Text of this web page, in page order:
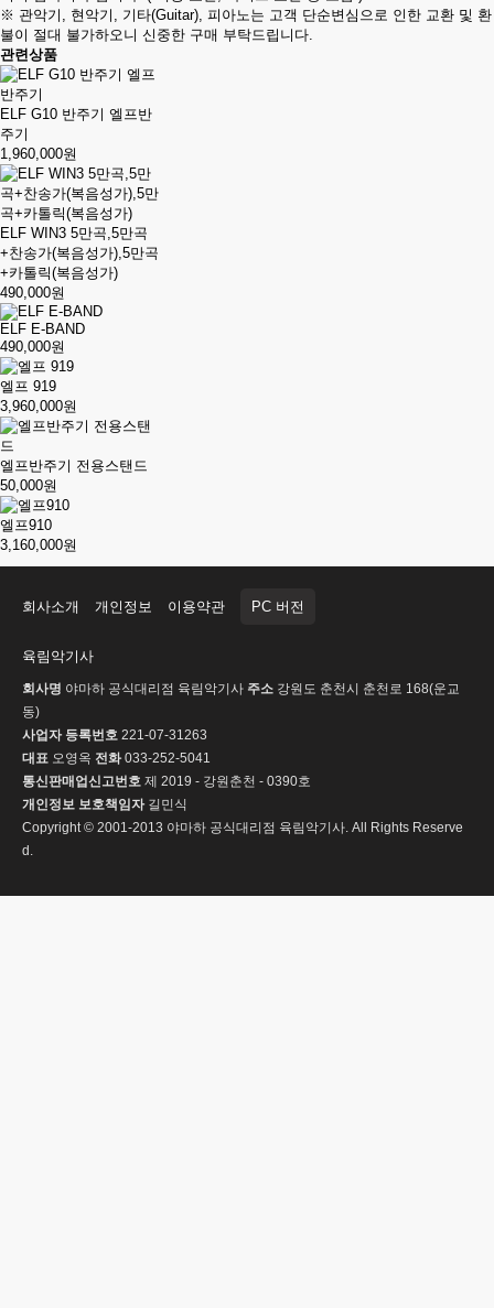
※ 관악기, 현악기, 기타(Guitar), 피아노는 고객 단순변심으로 인한 교환 및 환
불이 절대 불가하오니 신중한 구매 부탁드립니다.
관련상품
ELF G10 반주기 엘프반
주기
1,960,000원
ELF WIN3 5만곡,5만곡
+찬송가(복음성가),5만곡
+카톨릭(복음성가)
490,000원
ELF E-BAND
490,000원
엘프 919
3,960,000원
엘프반주기 전용스탠드
50,000원
엘프910
3,160,000원
회사소개 개인정보 이용약관 PC 버전
육림악기사
회사명 야마하 공식대리점 육림악기사 주소 강원도 춘천시 춘천로 168(운교
동)
사업자 등록번호 221-07-31263
대표 오영옥 전화033-252-5041
통신판매업신고번호 제 2019 - 강원춘천 - 0390호
개인정보 보호책임자길민식
Copyright © 2001-2013 야마하 공식대리점 육림악기사. All Rights Reserve
d.